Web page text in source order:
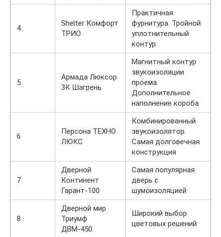
4
Shelter Комфорт
ТРИО
Практичная
фурнитура. Тройной
уплотнительный
контур
5
Армада Люксор
3К Шагрень
Магнитный контур
звукоизоляции
проема.
Дополнительное
наполнение короба
6
Персона ТЕХНО
ЛЮКС
Комбинированный
звукоизолятор.
Самая долговечная
конструкция
7
Дверной
Континент
Гарант-100
Самая популярная
дверь с
шумоизоляцией
8
Дверной мир
Триумф
ДВМ-450
Широкий выбор
цветовых решений